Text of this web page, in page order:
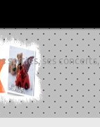
sorties, ses concerts,